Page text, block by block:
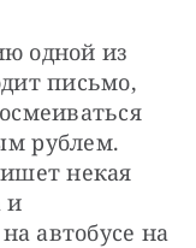
одной из
письмо,
рублем.
некая
и
автобусе на